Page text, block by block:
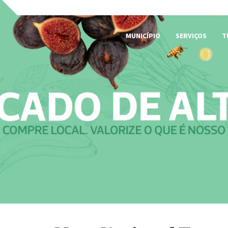
MUNICÍPIO
SERVIÇOS